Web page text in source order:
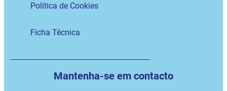
Política de Cookies
Ficha Técnica
Mantenha-se em contacto